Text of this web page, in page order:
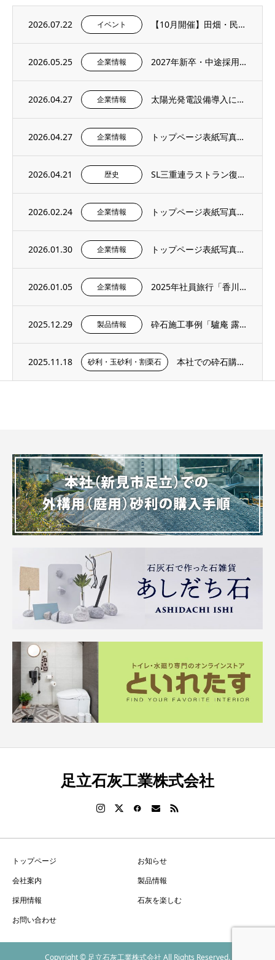
2026.07.22 イベント 【10月開催】田畑・民家に残る石積み文化を学ぶ「石積み修復ワークショップ」を再び開催し...
2026.05.25 企業情報 2027年新卒・中途採用情報を更新いたしました。
2026.04.27 企業情報 太陽光発電設備導入に関するお知らせ
2026.04.27 企業情報 トップページ表紙写真のご紹介 – 社内報4月号より
2026.04.21 歴史 SL三重連ラストラン復刻＆記念撮影イベントにご招待いただきました。
2026.02.24 企業情報 トップページ表紙写真のご紹介 – 社内報2月号より
2026.01.30 企業情報 トップページ表紙写真のご紹介 – 社内報1月号より
2026.01.05 企業情報 2025年社員旅行「香川・愛媛へ」
2025.12.29 製品情報 砕石施工事例「驢庵 露地 東民子庭園（高梁市）」にS-13（粒度13～5mm）を採用い...
2025.11.18 砂利・玉砂利・割栗石 本社での砕石購入手順・サンプル購入ページのご紹介
足立石灰工業株式会社
トップページ
お知らせ
会社案内
製品情報
採用情報
石灰を楽しむ
お問い合わせ
Copyright © 足立石灰工業株式会社 All Rights Reserved.